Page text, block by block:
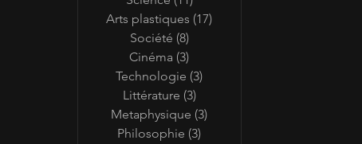
Arts plastiques (17)
Société (8)8 posts
Cinéma (3)
Technologie (3)
Littérature (3)3 posts
Metaphysique (3)
Philosophie (3)